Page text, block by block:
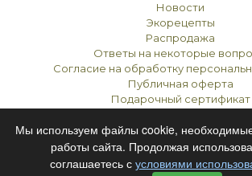
Новости
Экорецепты
Распродажа
Ответы на некоторые
Согласие на обработку
Публичная оферта
Подарочный сертификат
ЭКОСТОРИЯЧЕЛЯБИНСК ©
Мы используем файлы cookie,
работы сайта. Продолжая
соглашаетесь с условиями